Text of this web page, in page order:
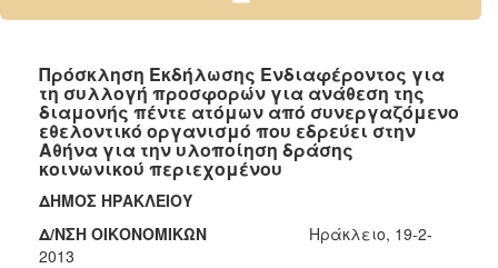
2025
2023
2022
2021
Πρόσκληση Εκδήλωσης Ενδιαφέροντος για
τη συλλογή προσφορών για ανάθεση της
διαμονής πέντε ατόμων από συνεργαζόμενο
εθελοντικό οργανισμό που εδρεύει στην
Αθήνα για την υλοποίηση δράσης
κοινωνικού περιεχομένου
ΔΗΜΟΣ ΗΡΑΚΛΕΙΟΥ
Δ/ΝΣΗ ΟΙΚΟΝΟΜΙΚΩΝ Ηράκλειο, 19-2-
2013